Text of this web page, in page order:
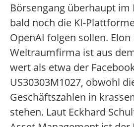
Börsengang überhaupt im
bald noch die KI-
OpenAI folgen sollen. Elon
Weltraumfirma ist aus
wert als etwa der
US30303M1027, obwohl
Geschäftszahlen in
stehen. Laut Eckhard